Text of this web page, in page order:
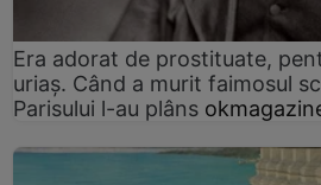
Era adorat de prostituate,
uriaș. Când a murit faimosul
Parisului l-au plâns